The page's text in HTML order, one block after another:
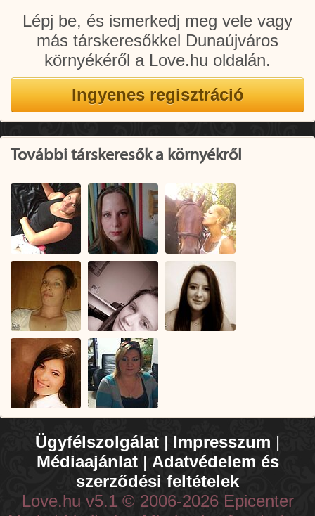
Lépj be, és ismerkedj meg vele vagy
más társkeresőkkel Dunaújváros
környékéről a Love.hu oldalán.
További társkeresők a környékről
Ügyfélszolgálat | Impresszum |
Médiaajánlat| Adatvédelem és
szerződési feltételek
Love.hu v5.1 © 2006-2026 Epicenter